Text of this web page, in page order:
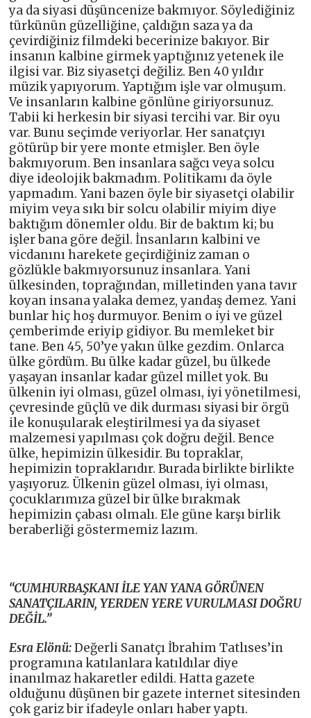
ya da siyasi düşüncenize bakmıyor. Söylediğiniz
türkünün güzelliğine, çaldığın saza ya da
çevirdiğiniz filmdeki becerinize bakıyor. Bir
insanın kalbine girmek yaptığınız yetenek ile
ilgisi var. Biz siyasetçi değiliz. Ben 40 yıldır
müzik yapıyorum. Yaptığım işle var olmuşum.
Ve insanların kalbine gönlüne giriyorsunuz.
Tabii ki herkesin bir siyasi tercihi var. Bir oyu
var. Bunu seçimde veriyorlar. Her sanatçıyı
götürüp bir yere monte etmişler. Ben öyle
bakmıyorum. Ben insanlara sağcı veya solcu
diye ideolojik bakmadım. Politikamı da öyle
yapmadım. Yani bazen öyle bir siyasetçi olabilir
miyim veya sıkı bir solcu olabilir miyim diye
baktığım dönemler oldu. Bir de baktım ki; bu
işler bana göre değil. İnsanların kalbini ve
vicdanını harekete geçirdiğiniz zaman o
gözlükle bakmıyorsunuz insanlara. Yani
ülkesinden, toprağından, milletinden yana tavır
koyan insana yalaka demez, yandaş demez. Yani
bunlar hiç hoş durmuyor. Benim o iyi ve güzel
çemberimde eriyip gidiyor. Bu memleket bir
tane. Ben 45, 50’ye yakın ülke gezdim. Onlarca
ülke gördüm. Bu ülke kadar güzel, bu ülkede
yaşayan insanlar kadar güzel millet yok. Bu
ülkenin iyi olması, güzel olması, iyi yönetilmesi,
çevresinde güçlü ve dik durması siyasi bir örgü
ile konuşularak eleştirilmesi ya da siyaset
malzemesi yapılması çok doğru değil. Bence
ülke, hepimizin ülkesidir. Bu topraklar,
hepimizin topraklarıdır. Burada birlikte birlikte
yaşıyoruz. Ülkenin güzel olması, iyi olması,
çocuklarımıza güzel bir ülke bırakmak
hepimizin çabası olmalı. Ele güne karşı birlik
beraberliği göstermemiz lazım.
“CUMHURBAŞKANI İLE YAN YANA GÖRÜNEN
SANATÇILARIN, YERDEN YERE VURULMASI DOĞRU
DEĞİL.”
Esra Elönü:Değerli Sanatçı İbrahim Tatlıses’in
programına katılanlara katıldılar diye
inanılmaz hakaretler edildi. Hatta gazete
olduğunu düşünen bir gazete internet sitesinden
çok gariz bir ifadeyle onları haber yaptı.